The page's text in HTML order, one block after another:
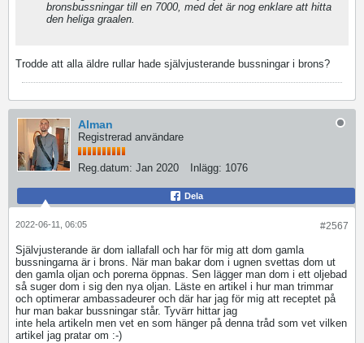
bronsbussningar till en 7000, med det är nog enklare att hitta
den heliga graalen.
Trodde att alla äldre rullar hade självjusterande bussningar i brons?
Alman
Registrerad användare
Reg.datum: Jan 2020 Inlägg: 1076
Dela
#2567
2022-06-11, 06:05
Självjusterande är dom iallafall och har för mig att dom gamla
bussningarna är i brons. När man bakar dom i ugnen svettas dom ut
den gamla oljan och porerna öppnas. Sen lägger man dom i ett oljebad
så suger dom i sig den nya oljan. Läste en artikel i hur man trimmar
och optimerar ambassadeurer och där har jag för mig att receptet på
hur man bakar bussningar står. Tyvärr hittar jag
inte hela artikeln men vet en som hänger på denna tråd som vet vilken
artikel jag pratar om :-)